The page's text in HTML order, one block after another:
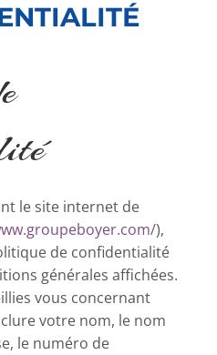
le site internet de
),
de confidentialité
générales affichées.
vous concernant
votre nom, le nom
le numéro de